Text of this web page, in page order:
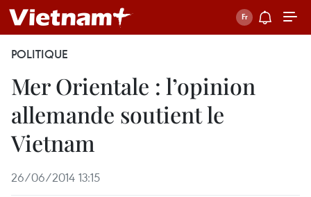
POLITIQUE
Mer Orientale : l’opinion
allemande soutient le
Vietnam
26/06/2014 13:15